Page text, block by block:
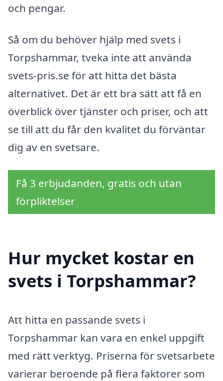
och pengar.
Så om du behöver hjälp med svets i
Torpshammar, tveka inte att använda
svets-pris.se för att hitta det bästa
alternativet. Det är ett bra sätt att få en
överblick över tjänster och priser, och att
se till att du får den kvalitet du förväntar
dig av en svetsare.
Få 3 erbjudanden, gratis och utan
förpliktelser
Hur mycket kostar en
svets i Torpshammar?
Att hitta en passande svets i
Torpshammar kan vara en enkel uppgift
med rätt verktyg. Priserna för svetsarbete
varierar beroende på flera faktorer som